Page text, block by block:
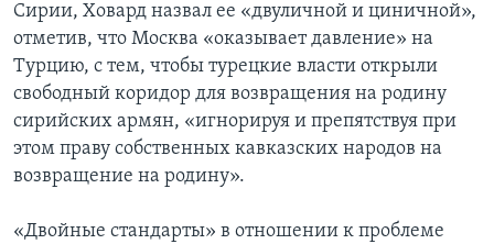
Сирии, Ховард назвал ее «двуличной и циничной»,
отметив, что Москва «оказывает давление» на
Турцию, с тем, чтобы турецкие власти открыли
свободный коридор для возвращения на родину
сирийских армян, «игнорируя и препятствуя при
этом праву собственных кавказских народов на
возвращение на родину».
«Двойные стандарты» в отношении к проблеме